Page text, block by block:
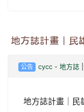
地方誌計畫｜民
公告 cycc- 地方誌
地方誌計畫｜民